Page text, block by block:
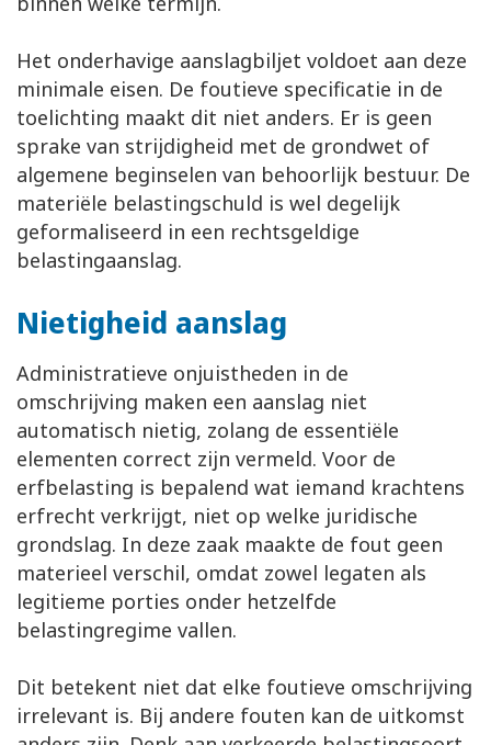
Het onderhavige aanslagbiljet voldoet aan deze
minimale eisen. De foutieve specificatie in de
toelichting maakt dit niet anders. Er is geen
sprake van strijdigheid met de grondwet of
algemene beginselen van behoorlijk bestuur. De
materiële belastingschuld is wel degelijk
geformaliseerd in een rechtsgeldige
belastingaanslag.
Nietigheid aanslag
Administratieve onjuistheden in de
omschrijving maken een aanslag niet
automatisch nietig, zolang de essentiële
elementen correct zijn vermeld. Voor de
erfbelasting is bepalend wat iemand krachtens
erfrecht verkrijgt, niet op welke juridische
grondslag. In deze zaak maakte de fout geen
materieel verschil, omdat zowel legaten als
legitieme porties onder hetzelfde
belastingregime vallen.
Dit betekent niet dat elke foutieve omschrijving
irrelevant is. Bij andere fouten kan de uitkomst